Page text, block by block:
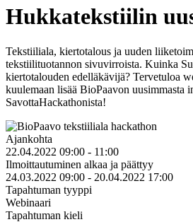
Hukkatekstiilin
Tekstiiliala, kiertotalous ja uuden
tekstiilituotannon sivuvirroista. Kuinka
kiertotalouden edelläkävijä? Tervetuloa
kuulemaan lisää BioPaavon uusimmasta
SavottaHackathonista!
Ajankohta
22.04.2022 09:00 - 11:00
Ilmoittautuminen alkaa ja päättyy
24.03.2022 09:00 - 20.04.2022 17:00
Tapahtuman tyyppi
Webinaari
Tapahtuman kieli